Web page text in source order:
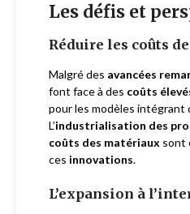
Les défis et
Réduire les coûts
Malgré des avancées
font face à des coûts
pour les modèles intégrant
L’industrialisation des
coûts des matériaux sont
ces innovations.
L’expansion à